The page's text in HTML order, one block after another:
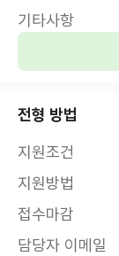
기타사항
전형 방법
지원조건
지원방법
접수마감
담당자 이메일